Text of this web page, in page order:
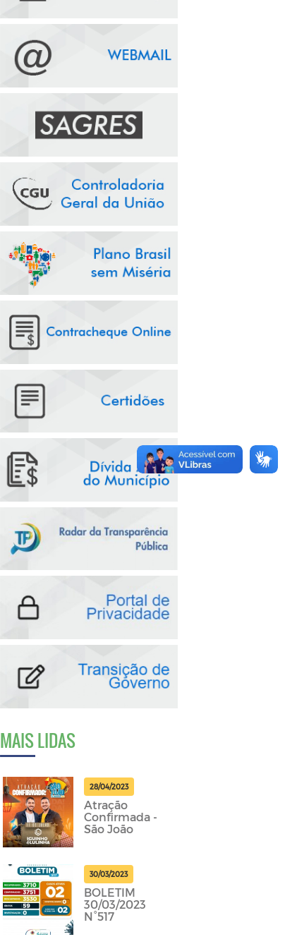
MAIS LIDAS
28/04/2023
Atração
Confirmada -
São João
30/03/2023
BOLETIM
30/03/2023
N°517